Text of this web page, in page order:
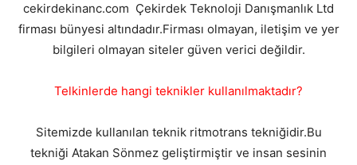
cekirdekinanc.com Çekirdek Teknoloji Danışmanlık Ltd
firması bünyesi altındadır.Firması olmayan, iletişim ve yer
bilgileri olmayan siteler güven verici değildir.
Telkinlerde hangi teknikler kullanılmaktadır?
Sitemizde kullanılan teknik ritmotrans tekniğidir.Bu
tekniği Atakan Sönmez geliştirmiştir ve insan sesinin